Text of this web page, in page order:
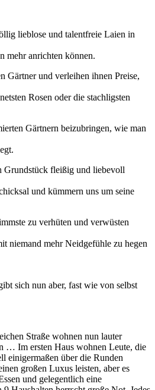
lieblose und talentfreie Laien in
mehr anrichten können.
Gärtner und verleihen ihnen Preise,
Rosen oder die stachligsten
Gärtnern beizubringen, wie man
Grundstück fleißig und liebevoll
und kümmern uns um seine
zu verhüten und verwüsten
niemand mehr Neidgefühle zu hegen
sich nun aber, fast wie von selbst
Straße wohnen nun lauter
… Im ersten Haus wohnen Leute, die
einigermaßen über die Runden
großen Luxus leisten, aber es
und gelegentlich eine